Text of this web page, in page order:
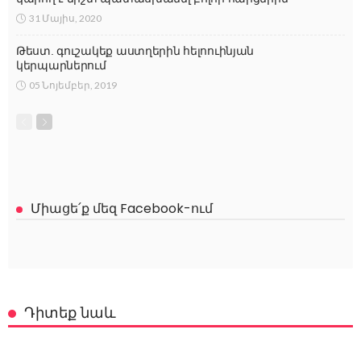
31 Մայիս, 2020
Թեստ. գուշակեք աստղերին հելոուինյան
կերպարներում
05 Նոյեմբեր, 2019
Միացե՛ք մեզ Facebook-ում
Դիտեք նաև